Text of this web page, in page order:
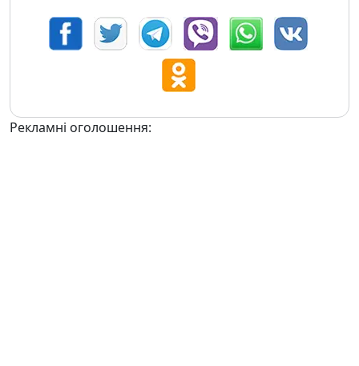
Рекламні оголошення: